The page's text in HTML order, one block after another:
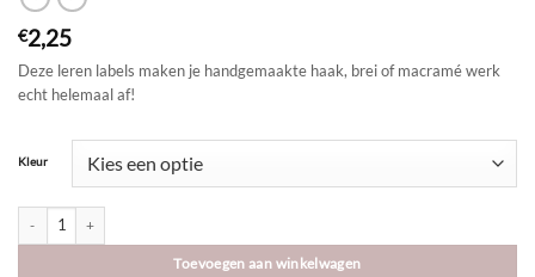
€2,25
Deze leren labels maken je handgemaakte haak, brei of macramé werk
echt helemaal af!
Kleur
Leren label | Rechthoek 6x1,5 cm | Met liefde aantal
Toevoegen aan winkelwagen